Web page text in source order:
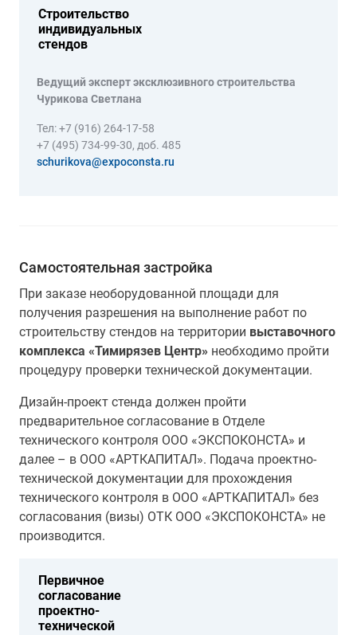
Строительство
индивидуальных
стендов
Ведущий эксперт эксклюзивного строительства
Чурикова Светлана
Тел: +7 (916) 264-17-58
+7 (495) 734-99-30, доб. 485
schurikova@expoconsta.ru
Самостоятельная застройка
При заказе необорудованной площади для
получения разрешения на выполнение работ по
строительству стендов на территории выставочного
комплекса «Тимирязев Центр» необходимо пройти
процедуру проверки технической документации.
Дизайн-проект стенда должен пройти
предварительное согласование в Отделе
технического контроля ООО «ЭКСПОКОНСТА» и
далее – в ООО «АРТКАПИТАЛ». Подача проектно-
технической документации для прохождения
технического контроля в ООО «АРТКАПИТАЛ» без
согласования (визы) ОТК ООО «ЭКСПОКОНСТА» не
производится.
Первичное
согласование
проектно-
технической